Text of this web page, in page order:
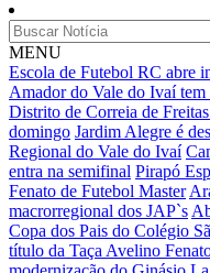
MENU
Escola de Futebol RC abre
Amador do Vale do Ivaí tem
Distrito de Correia de
domingo Jardim Alegre é
Regional do Vale do Ivaí
entra na semifinal Pirapó
Fenato de Futebol Master
macrorregional dos JAP`s
Copa dos Pais do Colégio
título da Taça Avelino